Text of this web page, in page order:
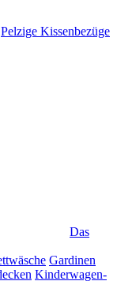
Pelzige Kissenbezüge
Das
Gardinen
Kinderwagen-